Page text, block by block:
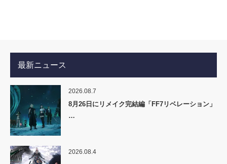
最新ニュース
2026.08.7
8月26日にリメイク完結編「FF7リベレーション」
…
2026.08.4